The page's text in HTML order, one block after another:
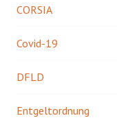
CORSIA
Covid-19
DFLD
Entgeltordnung